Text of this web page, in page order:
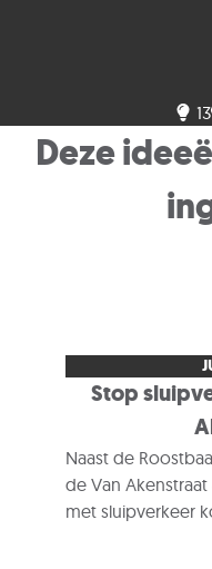
13
Deze
Stop
Naast de
de Van
met sluipverkeer